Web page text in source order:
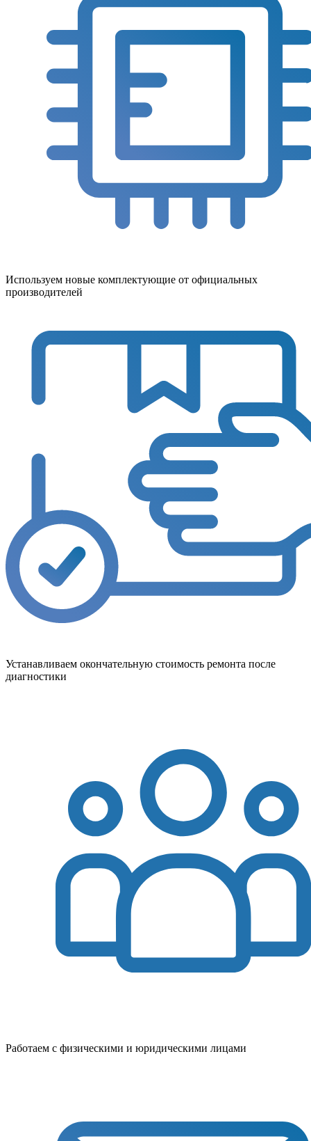
Используем новые комплектующие от официальных
производителей
Устанавливаем окончательную стоимость ремонта после
диагностики
Работаем с физическими и юридическими лицами